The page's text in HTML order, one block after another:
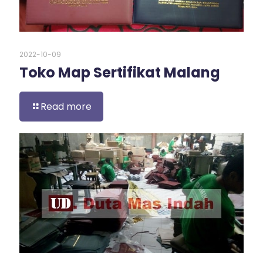
2022-10-09
Toko Map Sertifikat Malang
Read more